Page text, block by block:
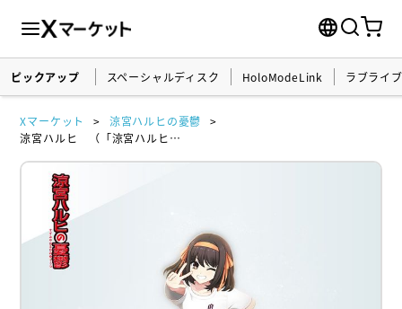
ピックアップ スペーシャルディスク HoloModeLink ラブライ
Xマーケット
涼宮ハルヒの憂鬱
涼宮ハルヒ （「涼宮ハルヒの祝日」衣装） 『涼宮ハルヒの憂鬱』